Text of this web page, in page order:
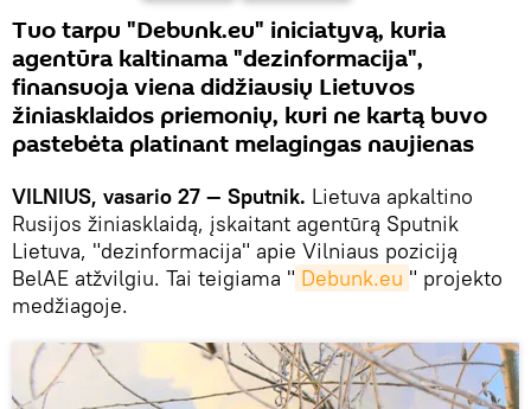
Tuo tarpu "Debunk.eu" iniciatyvą, kuria
agentūra kaltinama "dezinformacija",
finansuoja viena didžiausių Lietuvos
žiniasklaidos priemonių, kuri ne kartą buvo
pastebėta platinant melagingas naujienas
VILNIUS, vasario 27 — Sputnik. Lietuva apkaltino
Rusijos žiniasklaidą, įskaitant agentūrą Sputnik
Lietuva, "dezinformacija" apie Vilniaus poziciją
BelAE atžvilgiu. Tai teigiama " Debunk.eu " projekto
medžiagoje.